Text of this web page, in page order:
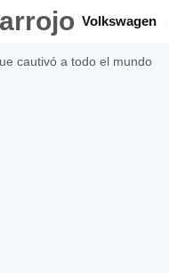
Volkswagen
cautivó a todo el mundo